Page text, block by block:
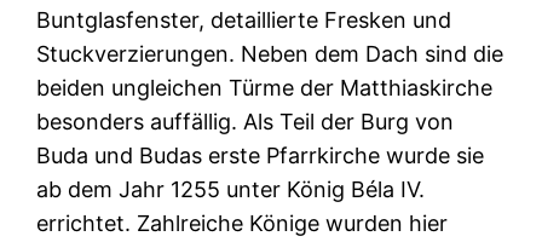
Buntglasfenster, detaillierte Fresken und
Stuckverzierungen. Neben dem Dach sind die
beiden ungleichen Türme der Matthiaskirche
besonders auffällig. Als Teil der Burg von
Buda und Budas erste Pfarrkirche wurde sie
ab dem Jahr 1255 unter König Béla IV.
errichtet. Zahlreiche Könige wurden hier